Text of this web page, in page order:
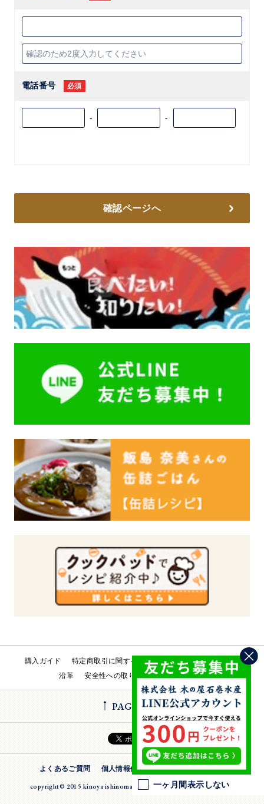
一ヶ月間表示しない
電話番号 必須
- -
確認ページへ
購入ガイド 特定商取引に関する法律 会社概要
工場直売所
沿革
安全性への取り組み お問い合わせ
PAGE TOP
よくあるご質問 個人情報保護方針 法人のお客様
copyright© 2015 kinoya ishinomaki suisan inc. All Rights Reserverd